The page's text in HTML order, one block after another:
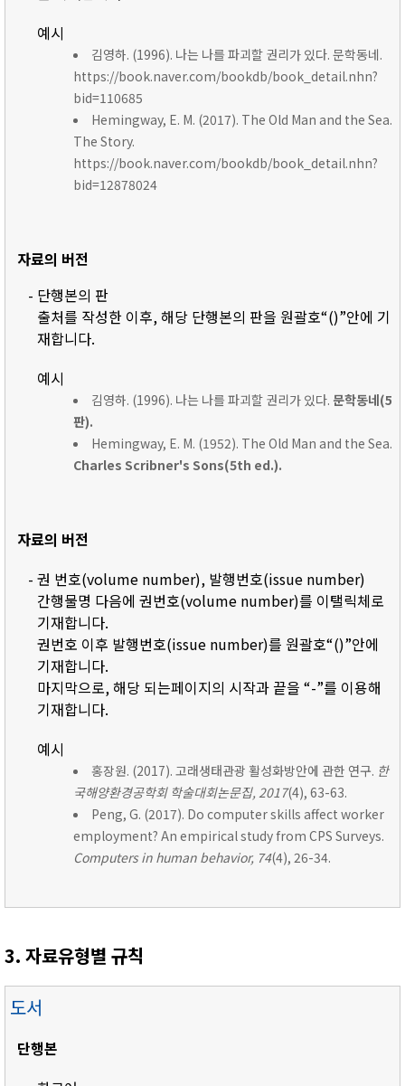
예시
김영하. (1996). 나는 나를 파괴할 권리가 있다. 문학동네.
https://book.naver.com/bookdb/book_detail.nhn?
bid=110685
Hemingway, E. M. (2017). The Old Man and the Sea.
The Story.
https://book.naver.com/bookdb/book_detail.nhn?
bid=12878024
자료의 버전
- 단행본의 판
출처를 작성한 이후, 해당 단행본의 판을 원괄호“()”안에 기
재합니다.
예시
김영하. (1996). 나는 나를 파괴할 권리가 있다. 문학동네(5
판).
Hemingway, E. M. (1952). The Old Man and the Sea.
Charles Scribner's Sons(5th ed.).
자료의 버전
- 권 번호(volume number), 발행번호(issue number)
간행물명 다음에 권번호(volume number)를 이탤릭체로
기재합니다.
권번호 이후 발행번호(issue number)를 원괄호“()”안에
기재합니다.
마지막으로, 해당 되는페이지의 시작과 끝을 “-”를 이용해
기재합니다.
예시
홍장원. (2017). 고래생태관광 활성화방안에 관한 연구. 한
국해양환경공학회 학술대회논문집, 2017(4), 63-63.
Peng, G. (2017). Do computer skills affect worker
employment? An empirical study from CPS Surveys.
Computers in human behavior, 74(4), 26-34.
3. 자료유형별 규칙
도서
단행본